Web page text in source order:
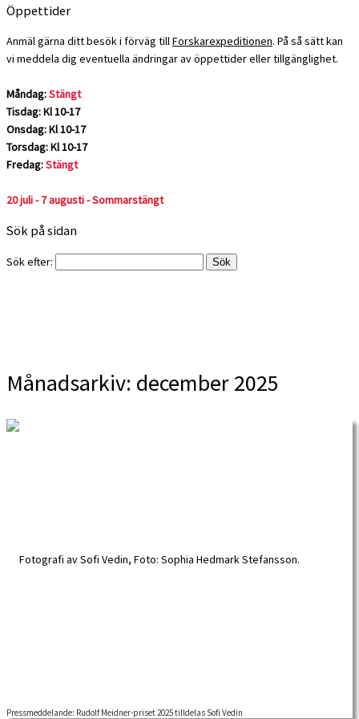
Öppettider
Anmäl gärna ditt besök i förväg tillForskarexpeditionen. På så sätt kan
vi meddela dig eventuella ändringar av öppettider eller tillgänglighet.
Måndag:Stängt
Tisdag: Kl 10-17
Onsdag: Kl 10-17
Torsdag: Kl 10-17
Fredag:Stängt
20 juli - 7 augusti - Sommarstängt
Sök på sidan
Sök efter:
Månadsarkiv: december 2025
Pressmeddelande: Rudolf Meidner-priset 2025 tilldelas Sofi Vedin